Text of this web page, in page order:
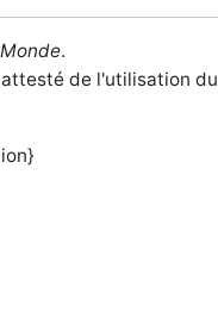
.
attesté de l'utilisation du